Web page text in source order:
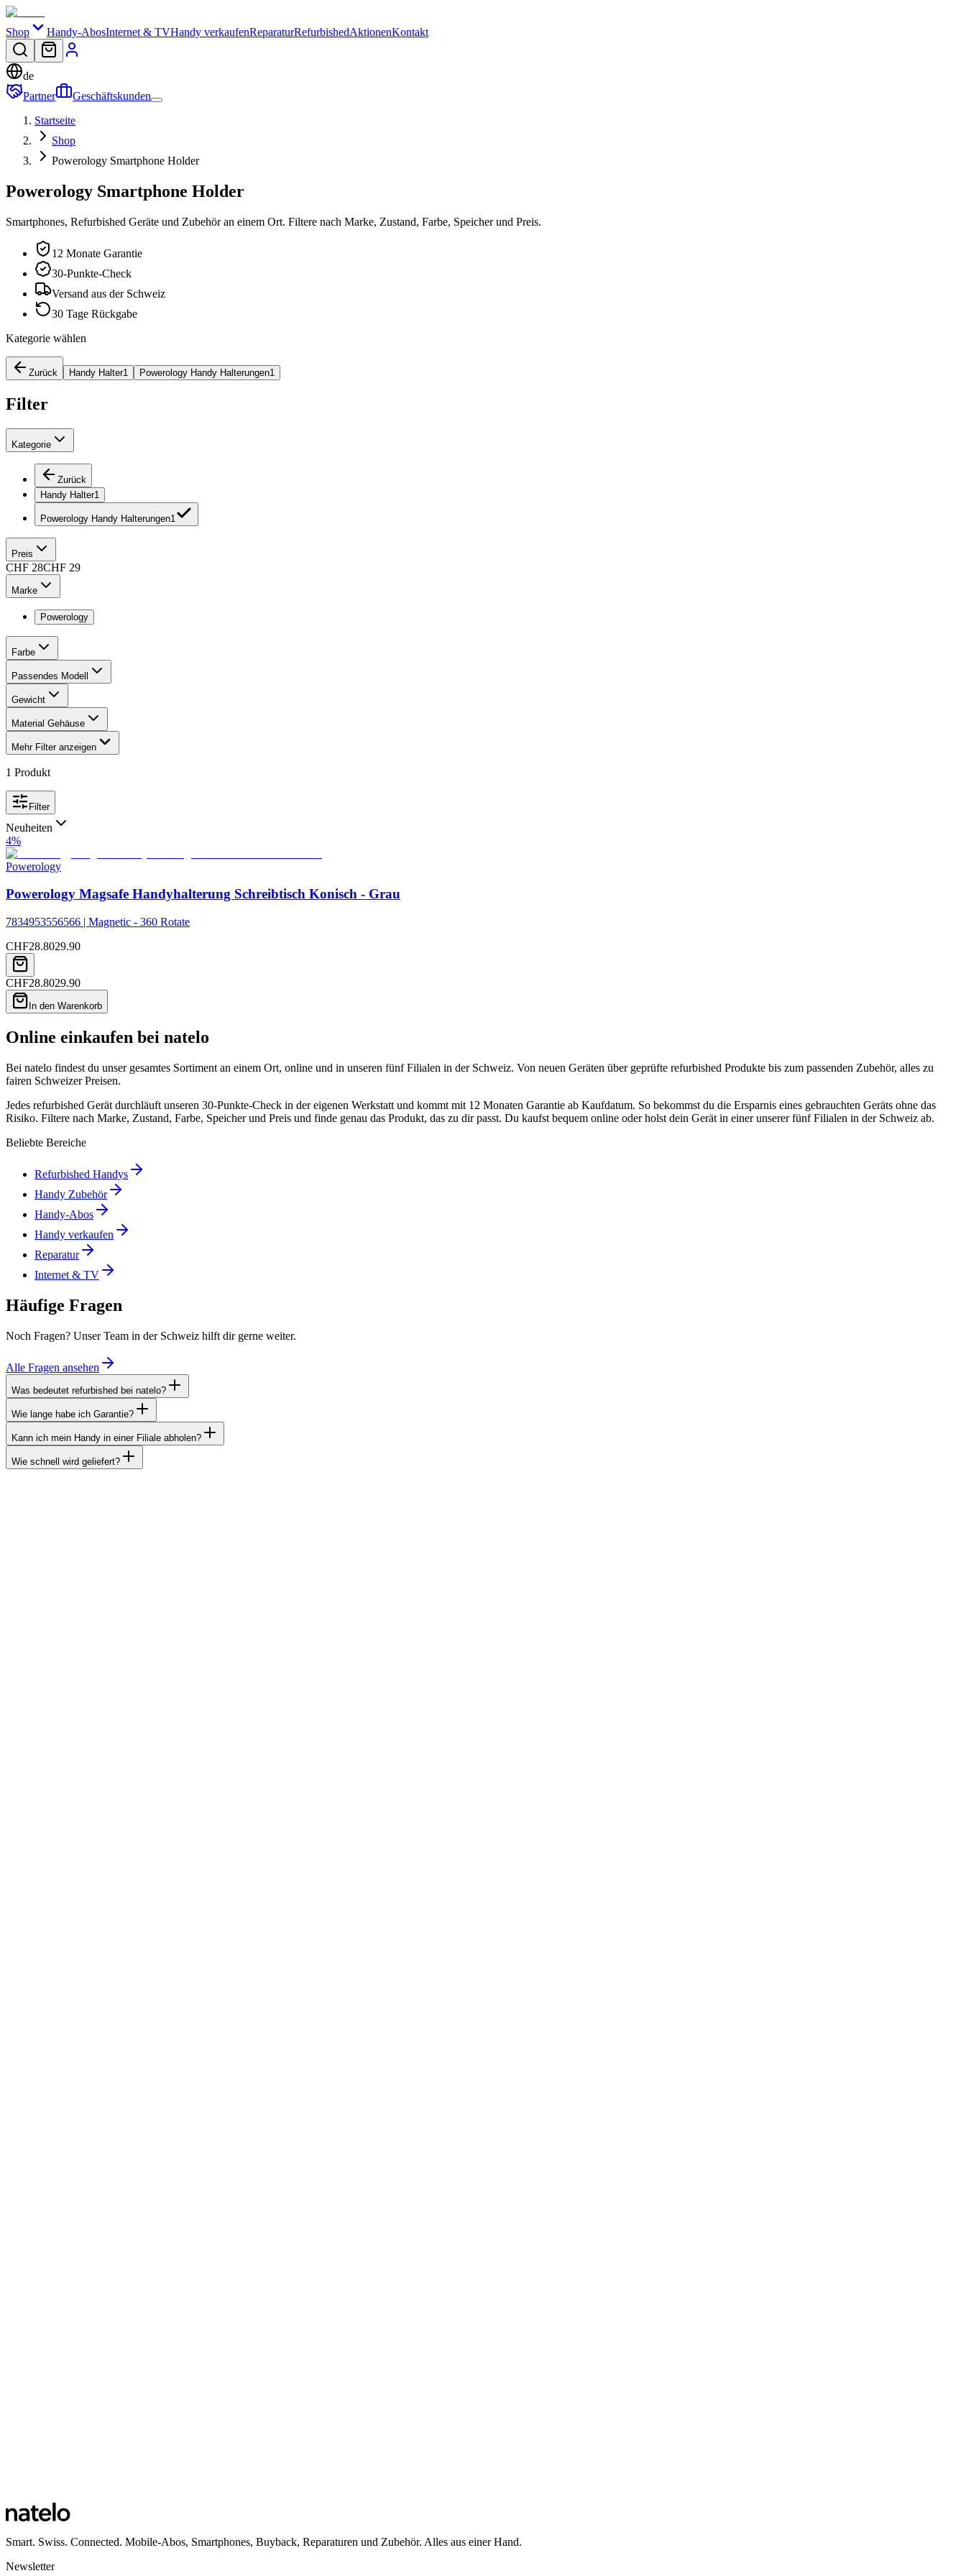
Shop Handy-AbosInternet & TVHandy verkaufenReparaturRefurbishedAktionenKontakt
de
Partner
Geschäftskunden
Startseite
Shop
Powerology Smartphone Holder
Powerology Smartphone Holder
Smartphones, Refurbished Geräte und Zubehör an einem Ort. Filtere nach Marke, Zustand, Farbe, Speicher und Preis.
12 Monate Garantie
30-Punkte-Check
Versand aus der Schweiz
30 Tage Rückgabe
Kategorie wählen
Zurück Handy Halter1 Powerology Handy Halterungen1
Filter
Kategorie
Zurück
Handy Halter1
Powerology Handy Halterungen1
Preis
CHF 28CHF 29
Marke
Powerology
Farbe
Passendes Modell
Gewicht
Material Gehäuse
Mehr Filter anzeigen
1 Produkt
Filter
Neuheiten
4%
Powerology
Powerology Magsafe Handyhalterung Schreibtisch Konisch - Grau
7834953556566 | Magnetic - 360 Rotate
CHF28.8029.90
CHF28.8029.90
In den Warenkorb
Online einkaufen bei natelo
Bei natelo findest du unser gesamtes Sortiment an einem Ort, online und in unseren fünf Filialen in der Schweiz. Von neuen Geräten über geprüfte refurbished Produkte bis zum passenden Zubehör, alles zu
fairen Schweizer Preisen.
Jedes refurbished Gerät durchläuft unseren 30-Punkte-Check in der eigenen Werkstatt und kommt mit 12 Monaten Garantie ab Kaufdatum. So bekommst du die Ersparnis eines gebrauchten Geräts ohne das
Risiko. Filtere nach Marke, Zustand, Farbe, Speicher und Preis und finde genau das Produkt, das zu dir passt. Du kaufst bequem online oder holst dein Gerät in einer unserer fünf Filialen in der Schweiz ab.
Beliebte Bereiche
Refurbished Handys
Handy Zubehör
Handy-Abos
Handy verkaufen
Reparatur
Internet & TV
Häufige Fragen
Noch Fragen? Unser Team in der Schweiz hilft dir gerne weiter.
Alle Fragen ansehen
Was bedeutet refurbished bei natelo?
Wie lange habe ich Garantie?
Kann ich mein Handy in einer Filiale abholen?
Wie schnell wird geliefert?
Smart. Swiss. Connected. Mobile-Abos, Smartphones, Buyback, Reparaturen und Zubehör. Alles aus einer Hand.
Newsletter